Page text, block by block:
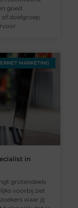
goed
doelgroep.
MARKETING
in
grotendeels
voorbij ziet
waar jij